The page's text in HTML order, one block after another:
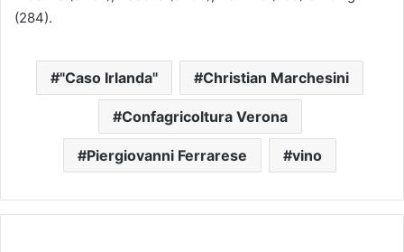
(284).
"Caso Irlanda" Christian Marchesini
Confagricoltura Verona
Piergiovanni Ferrarese vino